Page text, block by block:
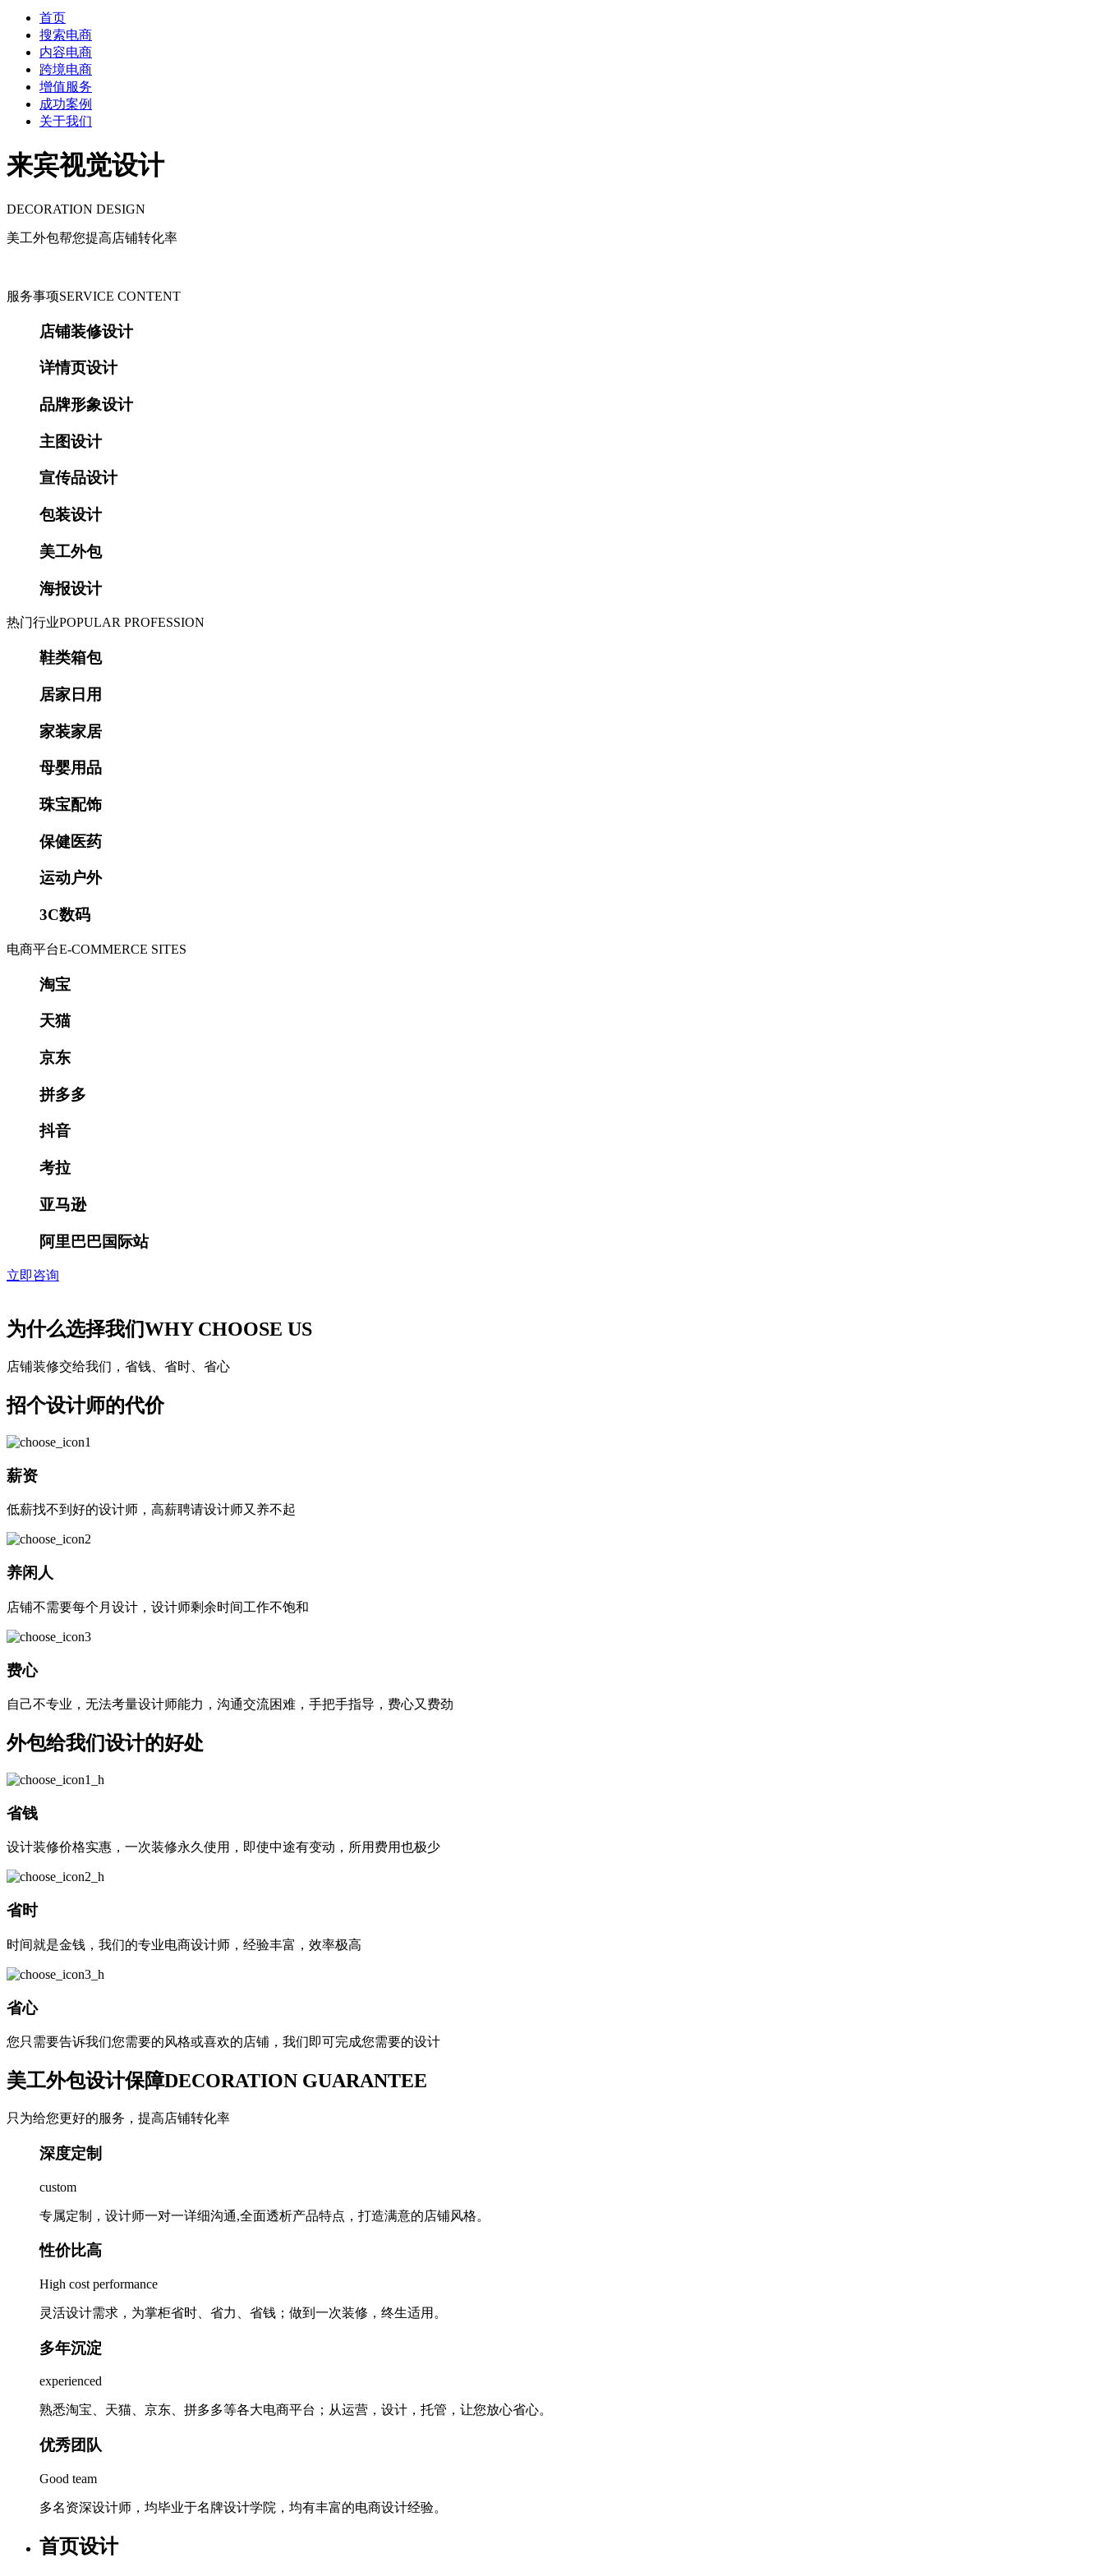
首页
搜索电商
内容电商
跨境电商
增值服务
成功案例
关于我们
来宾视觉设计
DECORATION DESIGN
美工外包帮您提高店铺转化率
服务事项SERVICE CONTENT
店铺装修设计
详情页设计
品牌形象设计
主图设计
宣传品设计
包装设计
美工外包
海报设计
热门行业POPULAR PROFESSION
鞋类箱包
居家日用
家装家居
母婴用品
珠宝配饰
保健医药
运动户外
3C数码
电商平台E-COMMERCE SITES
淘宝
天猫
京东
拼多多
抖音
考拉
亚马逊
阿里巴巴国际站
立即咨询
为什么选择我们WHY CHOOSE US
店铺装修交给我们，省钱、省时、省心
招个设计师的代价
薪资
低薪找不到好的设计师，高薪聘请设计师又养不起
养闲人
店铺不需要每个月设计，设计师剩余时间工作不饱和
费心
自己不专业，无法考量设计师能力，沟通交流困难，手把手指导，费心又费劲
外包给我们设计的好处
省钱
设计装修价格实惠，一次装修永久使用，即使中途有变动，所用费用也极少
省时
时间就是金钱，我们的专业电商设计师，经验丰富，效率极高
省心
您只需要告诉我们您需要的风格或喜欢的店铺，我们即可完成您需要的设计
美工外包设计保障DECORATION GUARANTEE
只为给您更好的服务，提高店铺转化率
深度定制
custom
专属定制，设计师一对一详细沟通,全面透析产品特点，打造满意的店铺风格。
性价比高
High cost performance
灵活设计需求，为掌柜省时、省力、省钱；做到一次装修，终生适用。
多年沉淀
experienced
熟悉淘宝、天猫、京东、拼多多等各大电商平台；从运营，设计，托管，让您放心省心。
优秀团队
Good team
多名资深设计师，均毕业于名牌设计学院，均有丰富的电商设计经验。
首页设计